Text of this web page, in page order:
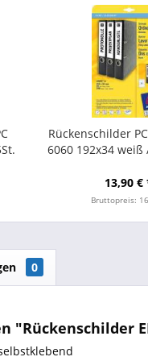
Rückenschilder
6060 192x34 weiß
13,90 €
Bruttopreis:
0